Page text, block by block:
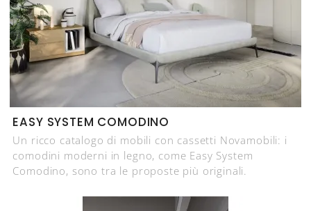
EASY SYSTEM COMODINO
Un ricco catalogo di mobili con cassetti Novamobili: i
comodini moderni in legno, come Easy System
Comodino, sono tra le proposte più originali.